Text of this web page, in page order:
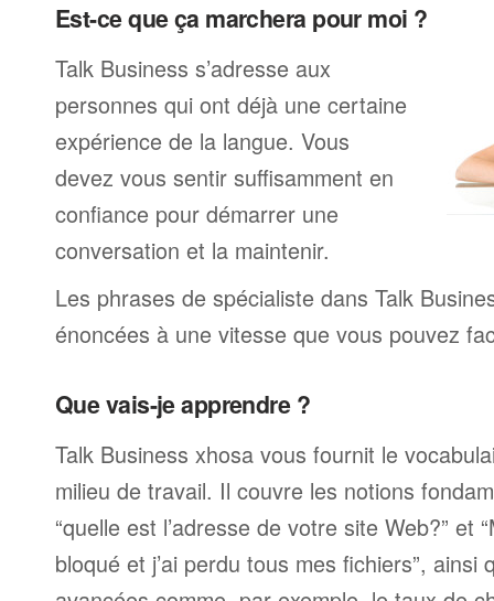
Est-ce que ça marchera pour moi ?
Talk Business s’adresse aux
personnes qui ont déjà une certaine
expérience de la langue. Vous
devez vous sentir suffisamment en
confiance pour démarrer une
conversation et la maintenir.
Les phrases de spécialiste dans Talk
énoncées à une vitesse que vous pouvez
Que vais-je apprendre ?
Talk Business xhosa vous fournit le
milieu de travail. Il couvre les notions
“quelle est l’adresse de votre site Web?” et
bloqué et j’ai perdu tous mes fichiers”, ainsi